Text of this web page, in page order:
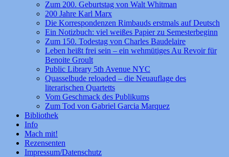
Zum 200. Geburtstag von Walt Whitman
200 Jahre Karl Marx
Die Korrespondenzen Rimbauds erstmals auf Deutsch
Ein Notizbuch: viel weißes Papier zu Semesterbeginn
Zum 150. Todestag von Charles Baudelaire
Leben heißt frei sein – ein wehmütiges Au Revoir für
Benoite Groult
Public Library 5th Avenue NYC
Quasselbude reloaded – die Neuauflage des
literarischen Quartetts
Vom Geschmack des Publikums
Zum Tod von Gabriel Garcia Marquez
Bibliothek
Info
Mach mit!
Rezensenten
Impressum/Datenschutz